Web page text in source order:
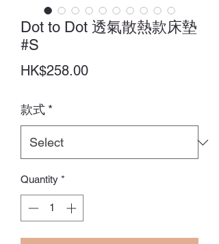
Dot to Dot 透氣散熱款床墊
#S
HK$258.00Price
款式 *
Quantity *